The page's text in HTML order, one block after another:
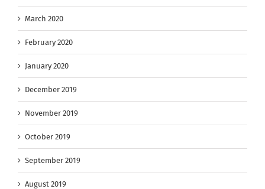
March 2020
February 2020
January 2020
December 2019
November 2019
October 2019
September 2019
August 2019